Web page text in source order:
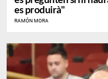
es produirà"
RAMÓN MORA